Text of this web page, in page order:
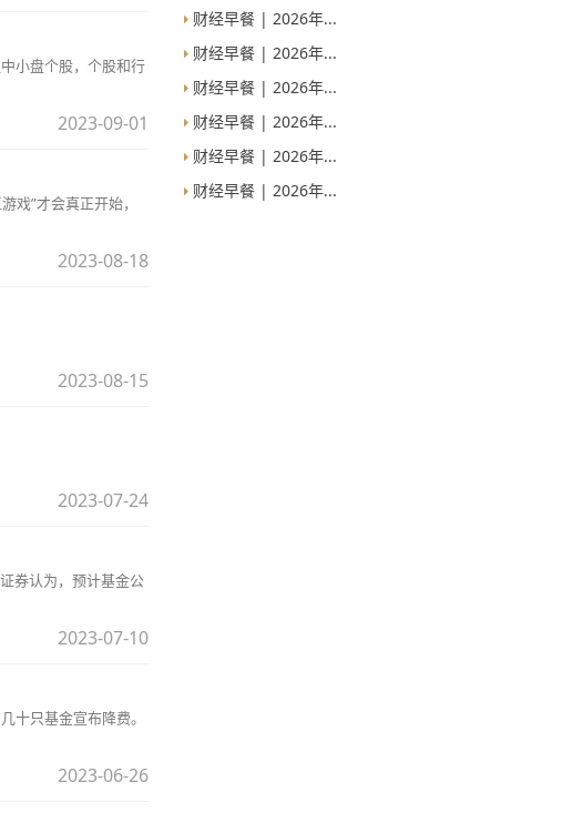
小盘个股，个股和行
2023-09-01
戏”才会真正开始，
2023-08-18
2023-08-15
2023-07-24
券认为，预计基金公
2023-07-10
十只基金宣布降费。
2023-06-26
财经早餐 | 2026年...
财经早餐 | 2026年...
财经早餐 | 2026年...
财经早餐 | 2026年...
财经早餐 | 2026年...
财经早餐 | 2026年...